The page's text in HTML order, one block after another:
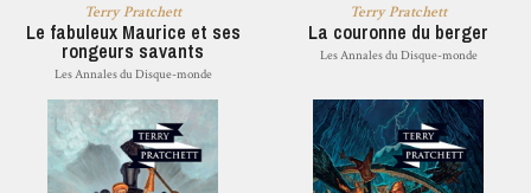
Terry Pratchett
Le fabuleux Maurice et ses
rongeurs savants
Les Annales du Disque-monde
Terry Pratchett
La couronne du berger
Les Annales du Disque-monde